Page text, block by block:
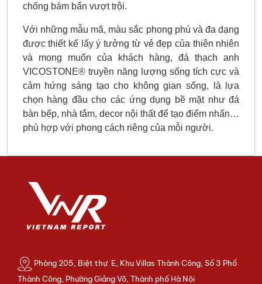
chống bám bẩn vượt trội.
Với những mẫu mã, màu sắc phong phú và đa dạng
được thiết kế lấy ý tưởng từ vẻ đẹp của thiên nhiên
và mong muốn của khách hàng, đá thạch anh
VICOSTONE® truyền năng lượng sống tích cực và
cảm hứng sáng tạo cho không gian sống, là lựa
chọn hàng đầu cho các ứng dụng bề mặt như đá
bàn bếp, nhà tắm, decor nội thất để tạo điểm nhấn…
phù hợp với phong cách riêng của mỗi người.
Phòng 205, Biệt thự E, Khu Villas Thành Công, Số 3 Phố
Thành Công, Phường Giảng Võ, Thành phố Hà Nội